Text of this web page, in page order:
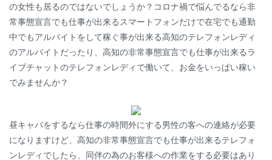
の女性も居るのではないでしょうか？コロナ禍で悩んでるなら非
常事態宣言でも仕事が出来るスマートフォンだけで在宅でも通勤
中でもアルバイトをして稼ぐ事が出来る高知のテレフォンレディ
のアルバイトだったり、高知の非常事態宣言でも仕事が出来るラ
イブチャットのテレフォンレディで働いて、お金をいっぱい稼い
でみませんか？
昼キャバをするなら仕事の時間外にする男性の客への連絡が必要
になりますけど、高知の非常事態宣言でも仕事が出来るテレフォ
ンレディでしたら、同伴の為のお客様への作業をする必要はあり